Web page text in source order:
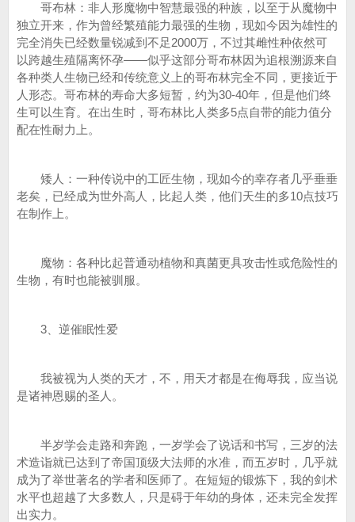
哥布林：非人形魔物中智慧最强的种族，以至于从魔物中
独立开来，作为曾经繁殖能力最强的生物，现如今因为雄性的
完全消失已经数量锐减到不足2000万，不过其雌性种依然可
以跨越生殖隔离怀孕——似乎这部分哥布林因为追根溯源来自
各种类人生物已经和传统意义上的哥布林完全不同，更接近于
人形态。哥布林的寿命大多短暂，约为30-40年，但是他们终
生可以生育。在出生时，哥布林比人类多5点自带的能力值分
配在性耐力上。
矮人：一种传说中的工匠生物，现如今的幸存者几乎垂垂
老矣，已经成为世外高人，比起人类，他们天生的多10点技巧
在制作上。
魔物：各种比起普通动植物和真菌更具攻击性或危险性的
生物，有时也能被驯服。
3、逆催眠性爱
我被视为人类的天才，不，用天才都是在侮辱我，应当说
是诸神恩赐的圣人。
半岁学会走路和奔跑，一岁学会了说话和书写，三岁的法
术造诣就已达到了帝国顶级大法师的水准，而五岁时，几乎就
成为了举世著名的学者和医师了。在短短的锻炼下，我的剑术
水平也超越了大多数人，只是碍于年幼的身体，还未完全发挥
出实力。